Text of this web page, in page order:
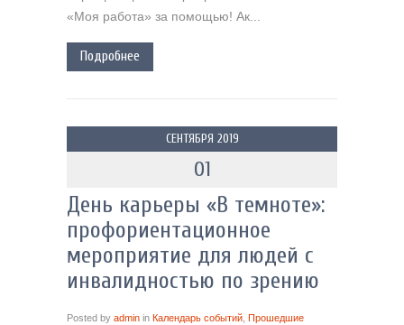
«Моя работа» за помощью! Ак...
Подробнее
СЕНТЯБРЯ 2019
01
День карьеры «В темноте»:
профориентационное
мероприятие для людей с
инвалидностью по зрению
Posted by admin in Календарь событий Прошедшие